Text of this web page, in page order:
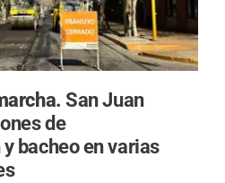
San Juan
de
bacheo en varias